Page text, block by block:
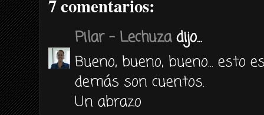
7 comentarios:
Pilar - Lechuzadijo...
Bueno, bueno, bueno... esto
demás son cuentos.
Un abrazo